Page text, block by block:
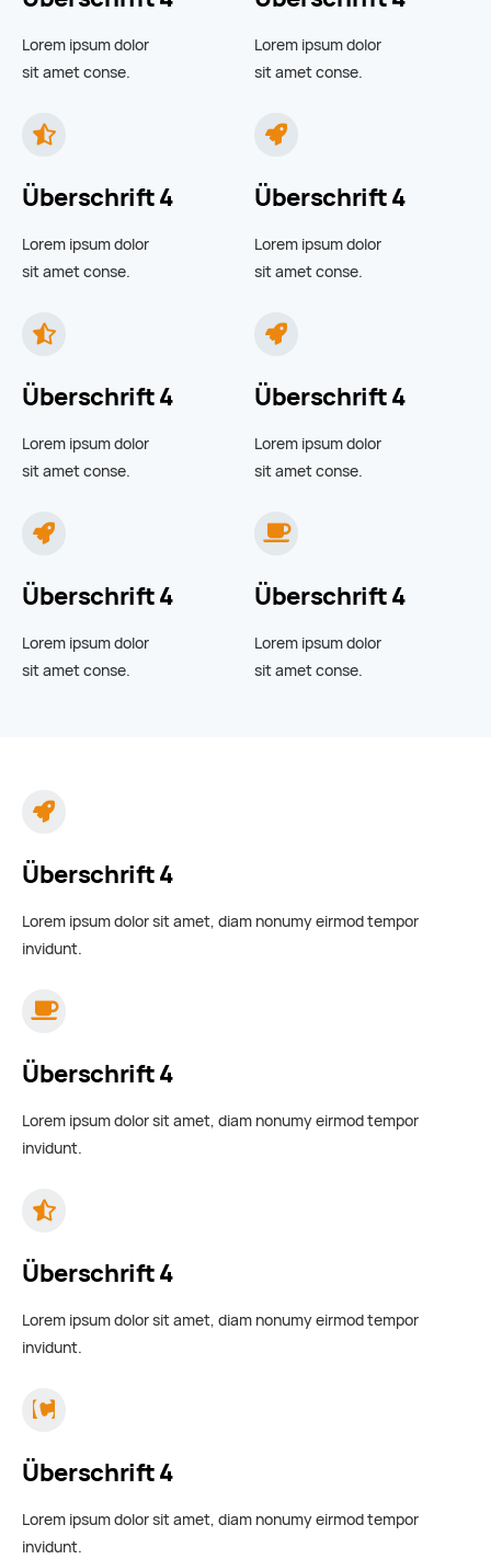
Lorem ipsum dolor
sit amet conse.
Lorem ipsum dolor
sit amet conse.
Überschrift 4
Lorem ipsum dolor
sit amet conse.
Überschrift 4
Lorem ipsum dolor
sit amet conse.
Überschrift 4
Lorem ipsum dolor
sit amet conse.
Überschrift 4
Lorem ipsum dolor
sit amet conse.
Überschrift 4
Lorem ipsum dolor
sit amet conse.
Überschrift 4
Lorem ipsum dolor
sit amet conse.
Überschrift 4
Lorem ipsum dolor sit amet, diam nonumy eirmod tempor
invidunt.
Überschrift 4
Lorem ipsum dolor sit amet, diam nonumy eirmod tempor
invidunt.
Überschrift 4
Lorem ipsum dolor sit amet, diam nonumy eirmod tempor
invidunt.
Überschrift 4
Lorem ipsum dolor sit amet, diam nonumy eirmod tempor
invidunt.